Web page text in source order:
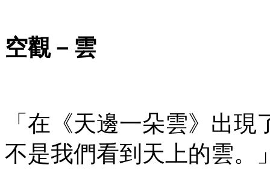
空觀－雲
「在《天邊一朵雲》出
不是我們看到天上的雲。